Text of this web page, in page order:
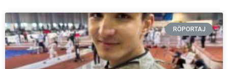
RÖPORTAJ